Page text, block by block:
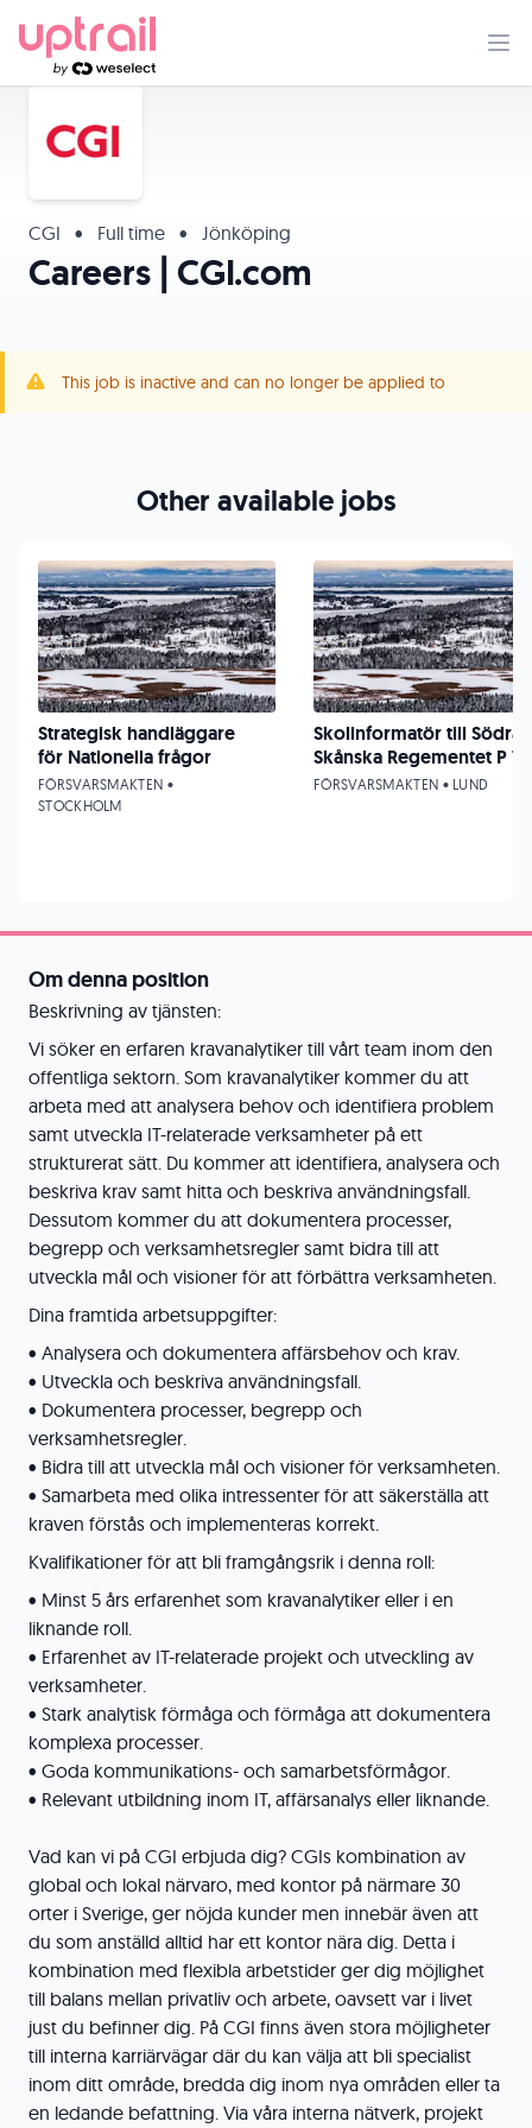
CGI • Full time • Jönköping
Careers | CGI.com
This job is inactive and can no longer be applied to
Om denna position
Beskrivning av tjänsten:
Vi söker en erfaren kravanalytiker till vårt team inom den
offentliga sektorn. Som kravanalytiker kommer du att
arbeta med att analysera behov och identifiera problem
samt utveckla IT-relaterade verksamheter på ett
strukturerat sätt. Du kommer att identifiera, analysera och
beskriva krav samt hitta och beskriva användningsfall.
Dessutom kommer du att dokumentera processer,
begrepp och verksamhetsregler samt bidra till att
utveckla mål och visioner för att förbättra verksamheten.
Dina framtida arbetsuppgifter:
• Analysera och dokumentera affärsbehov och krav.
• Utveckla och beskriva användningsfall.
• Dokumentera processer, begrepp och
verksamhetsregler.
• Bidra till att utveckla mål och visioner för verksamheten.
• Samarbeta med olika intressenter för att säkerställa att
kraven förstås och implementeras korrekt.
Kvalifikationer för att bli framgångsrik i denna roll:
• Minst 5 års erfarenhet som kravanalytiker eller i en
liknande roll.
• Erfarenhet av IT-relaterade projekt och utveckling av
verksamheter.
• Stark analytisk förmåga och förmåga att dokumentera
komplexa processer.
• Goda kommunikations- och samarbetsförmågor.
• Relevant utbildning inom IT, affärsanalys eller liknande.
Vad kan vi på CGI erbjuda dig? CGIs kombination av
global och lokal närvaro, med kontor på närmare 30
orter i Sverige, ger nöjda kunder men innebär även att
du som anställd alltid har ett kontor nära dig. Detta i
kombination med flexibla arbetstider ger dig möjlighet
till balans mellan privatliv och arbete, oavsett var i livet
just du befinner dig. På CGI finns även stora möjligheter
till interna karriärvägar där du kan välja att bli specialist
inom ditt område, bredda dig inom nya områden eller ta
en ledande befattning. Via våra interna nätverk, projekt
Other available jobs
Strategisk handläggare
för Nationella frågor
FÖRSVARSMAKTEN •
STOCKHOLM
Skolinformatör till Södra
Skånska Regementet P 7
FÖRSVARSMAKTEN • LUND